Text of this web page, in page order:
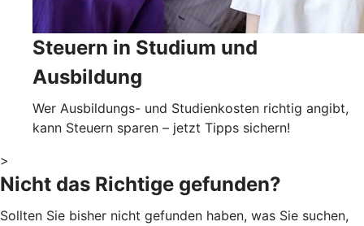
Steuern in Studium und
Ausbildung
Wer Ausbildungs- und Studienkosten richtig angibt,
kann Steuern sparen – jetzt Tipps sichern!
>
Nicht das Richtige gefunden?
Sollten Sie bisher nicht gefunden haben, was Sie suchen,